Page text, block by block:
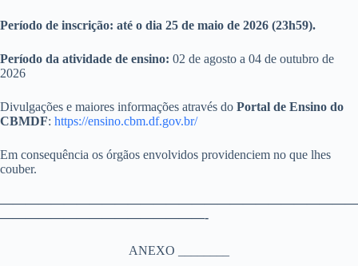
Período de inscrição: até o dia 25 de maio de 2026 (23h59).
Período da atividade de ensino: 02 de agosto a 04 de outubro de
2026
Divulgações e maiores informações através do Portal de Ensino do
CBMDF: https://ensino.cbm.df.gov.br/
Em consequência os órgãos envolvidos providenciem no que lhes
couber.
————————————————————————————
————————————————-
ANEXO ________